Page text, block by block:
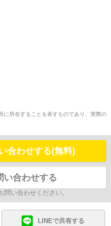
所在することを表すものであり、実際の
合わせする(無料)
い合わせする
い合わせください。
LINEで共有する